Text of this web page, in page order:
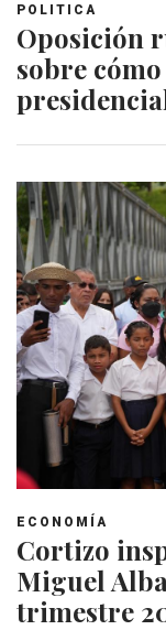
POLITICA
Oposición
sobre
ECONOMÍA
Cortizo
Miguel
trimestre